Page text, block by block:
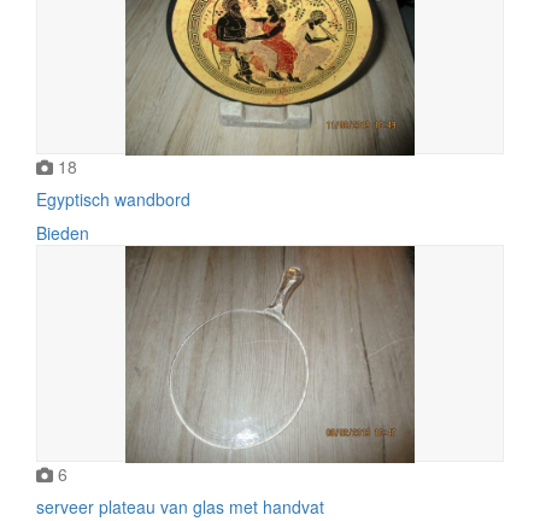
18
Egyptisch wandbord
Bieden
6
serveer plateau van glas met handvat